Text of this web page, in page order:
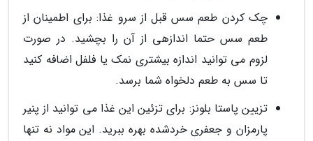
چک کردن طعم سس قبل از سرو غذا: برای اطمینان از
طعم سس حتما اندازهی از آن را بچشید. در صورت
لزوم می توانید اندازه بیشتری نمک یا فلفل اضافه کنید
تا سس به طعم دلخواه شما برسد.
تزیین پاستا بلونز: برای تزئین این غذا می توانید از پنیر
پارمزان و جعفری خردشده بهره ببرید. این مواد نه تنها